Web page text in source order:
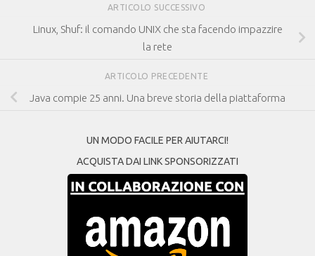
ARTICOLO SUCCESSIVO
Linux, Shuf: il comando UNIX che sta facendo impazzire
la rete
ARTICOLO PRECEDENTE
Java compie 25 anni. Una breve storia della piattaforma
UN MODO FACILE PER AIUTARCI!
ACQUISTA DAI LINK SPONSORIZZATI